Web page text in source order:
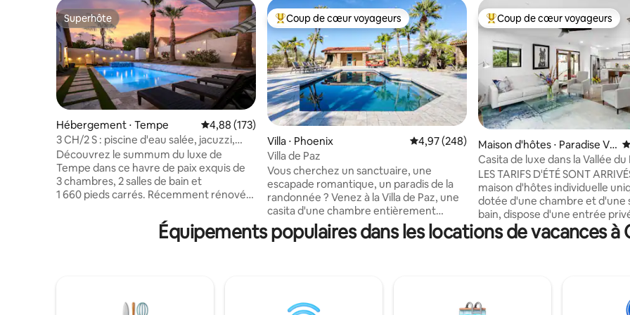
Superhôte
Superhôte
Hébergement ⋅ Tempe Évaluation moyenne sur la base de 173 commentaires : 4,88 sur 5
4,88 (173)
3 CH/2 S : piscine d'eau salée, jacuzzi,
billard
Découvrez le summum du luxe de
Tempe dans ce havre de paix exquis de
3 chambres, 2 salles de bain et
1 660 pieds carrés. Récemment rénové, il
de billard, des téléviseurs intelligents de
58 pouces et une cuisine moderne avec
sur le patio. Avec son emplacement
Coups de cœur voyageurs les plus appréciés
Coup de cœur voyageurs
Villa ⋅ Phoenix Évaluation moyenne sur la base de 248
4,97 (248)
Villa de Paz
Vous cherchez un sanctuaire, une
escapade romantique, un paradis de la
randonnée ? Venez à la Villa de Paz, une
casita d'une chambre entièrement
meublée, située sur plus de 2 acres au
cœur du centre de Phoenix. La Villa de
allonger au bord de la piscine pendant la
Coups de cœur voyageurs les
Coup de cœur voyageurs
Maison d'hôtes ⋅ Paradise Val
ley
Casita de luxe dans la Vallée du
oasis privée
LES TARIFS D'ÉTÉ SONT ARRIVÉS
maison d'hôtes individuelle
dotée d'une chambre et d'une
bain, dispose d'une entrée
portail électrique sécurisé
confort et votre tranquillité
désertique. Détendez-vous et reposez-
Équipements populaires dans les locations de vacances